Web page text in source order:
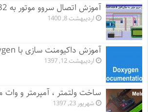
آموزش اتصال سروو موتور به STM32
اردیبهشت 8, 1400
آموزش داکیومنت سازی با Doxygen
اردیبهشت 12, 1397
ساخت ولتمتر ، آمپرمتر و وات
شهریور 23, 1397